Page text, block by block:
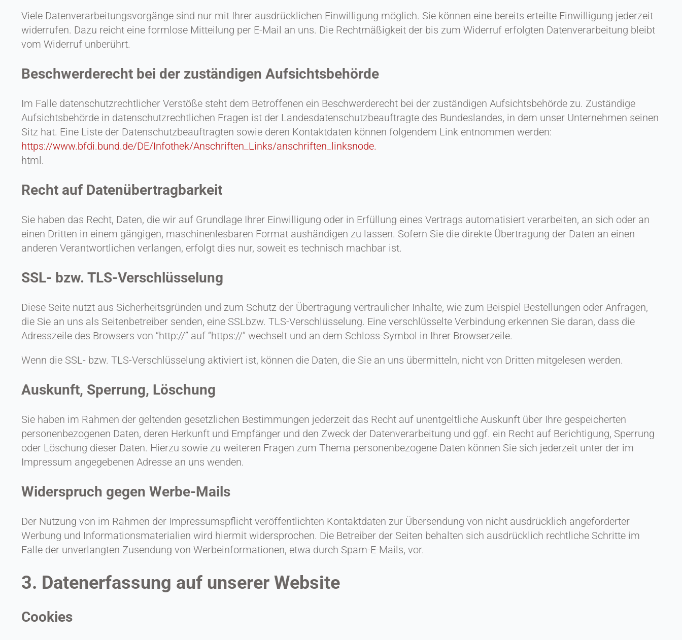
Viele Datenverarbeitungsvorgänge sind nur mit Ihrer ausdrücklichen Einwilligung möglich. Sie können eine bereits erteilte Einwilligung jederzeit
widerrufen. Dazu reicht eine formlose Mitteilung per E-Mail an uns. Die Rechtmäßigkeit der bis zum Widerruf erfolgten Datenverarbeitung bleibt
vom Widerruf unberührt.
Beschwerderecht bei der zuständigen Aufsichtsbehörde
Im Falle datenschutzrechtlicher Verstöße steht dem Betroffenen ein Beschwerderecht bei der zuständigen Aufsichtsbehörde zu. Zuständige
Aufsichtsbehörde in datenschutzrechtlichen Fragen ist der Landesdatenschutzbeauftragte des Bundeslandes, in dem unser Unternehmen seinen
Sitz hat. Eine Liste der Datenschutzbeauftragten sowie deren Kontaktdaten können folgendem Link entnommen werden:
https://www.bfdi.bund.de/DE/Infothek/Anschriften_Links/anschriften_linksnode.
html.
Recht auf Datenübertragbarkeit
Sie haben das Recht, Daten, die wir auf Grundlage Ihrer Einwilligung oder in Erfüllung eines Vertrags automatisiert verarbeiten, an sich oder an
einen Dritten in einem gängigen, maschinenlesbaren Format aushändigen zu lassen. Sofern Sie die direkte Übertragung der Daten an einen
anderen Verantwortlichen verlangen, erfolgt dies nur, soweit es technisch machbar ist.
SSL- bzw. TLS-Verschlüsselung
Diese Seite nutzt aus Sicherheitsgründen und zum Schutz der Übertragung vertraulicher Inhalte, wie zum Beispiel Bestellungen oder Anfragen,
die Sie an uns als Seitenbetreiber senden, eine SSLbzw. TLS-Verschlüsselung. Eine verschlüsselte Verbindung erkennen Sie daran, dass die
Adresszeile des Browsers von “http://” auf “https://” wechselt und an dem Schloss-Symbol in Ihrer Browserzeile.
Wenn die SSL- bzw. TLS-Verschlüsselung aktiviert ist, können die Daten, die Sie an uns übermitteln, nicht von Dritten mitgelesen werden.
Auskunft, Sperrung, Löschung
Sie haben im Rahmen der geltenden gesetzlichen Bestimmungen jederzeit das Recht auf unentgeltliche Auskunft über Ihre gespeicherten
personenbezogenen Daten, deren Herkunft und Empfänger und den Zweck der Datenverarbeitung und ggf. ein Recht auf Berichtigung, Sperrung
oder Löschung dieser Daten. Hierzu sowie zu weiteren Fragen zum Thema personenbezogene Daten können Sie sich jederzeit unter der im
Impressum angegebenen Adresse an uns wenden.
Widerspruch gegen Werbe-Mails
Der Nutzung von im Rahmen der Impressumspflicht veröffentlichten Kontaktdaten zur Übersendung von nicht ausdrücklich angeforderter
Werbung und Informationsmaterialien wird hiermit widersprochen. Die Betreiber der Seiten behalten sich ausdrücklich rechtliche Schritte im
Falle der unverlangten Zusendung von Werbeinformationen, etwa durch Spam-E-Mails, vor.
3. Datenerfassung auf unserer Website
Cookies